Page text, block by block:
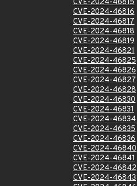
CVE-2024-46815
CVE-2024-46816
CVE-2024-46817
CVE-2024-46818
CVE-2024-46819
CVE-2024-46821
CVE-2024-46825
CVE-2024-46826
CVE-2024-46827
CVE-2024-46828
CVE-2024-46830
CVE-2024-46831
CVE-2024-46834
CVE-2024-46835
CVE-2024-46836
CVE-2024-46840
CVE-2024-46841
CVE-2024-46842
CVE-2024-46843